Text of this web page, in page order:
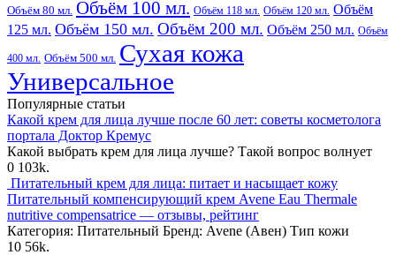
Объём 80 мл. Объём 100 мл. Объём 118 мл. Объём 120 мл. Объём
125 мл. Объём 150 мл. Объём 200 мл. Объём 250 мл. Объём
400 мл. Объём 500 мл. Сухая кожа
Универсальное
Популярные статьи
Какой крем для лица лучше после 60 лет: советы косметолога
портала Доктор Кремус
Какой выбрать крем для лица лучше? Такой вопрос волнует
0 103k.
Питательный крем для лица: питает и насыщает кожу
Питательный компенсирующий крем Avene Eau Thermale
nutritive compensatrice — отзывы, рейтинг
Категория: Питательный Бренд: Avene (Авен) Тип кожи
10 56k.